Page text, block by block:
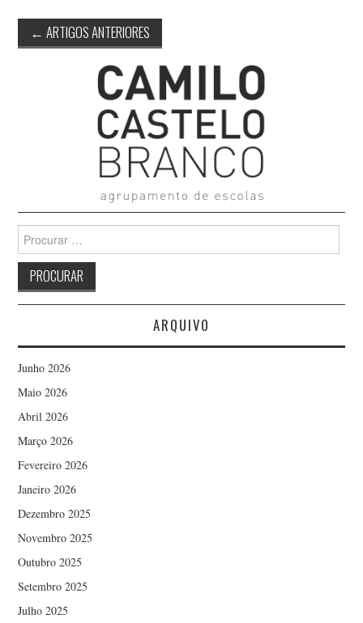
Post
navigation
← ARTIGOS ANTERIORES
for:
ARQUIVO
Junho 2026
Maio 2026
Abril 2026
Março 2026
Fevereiro 2026
Janeiro 2026
Dezembro 2025
Novembro 2025
Outubro 2025
Setembro 2025
Julho 2025